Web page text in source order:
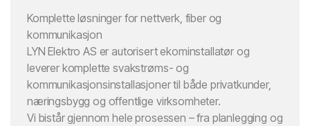
Komplette løsninger for nettverk, fiber og
kommunikasjon
LYN Elektro AS er autorisert ekominstallatør og
leverer komplette svakstrøms- og
kommunikasjonsinstallasjoner til både privatkunder,
næringsbygg og offentlige virksomheter.
Vi bistår gjennom hele prosessen – fra planlegging og